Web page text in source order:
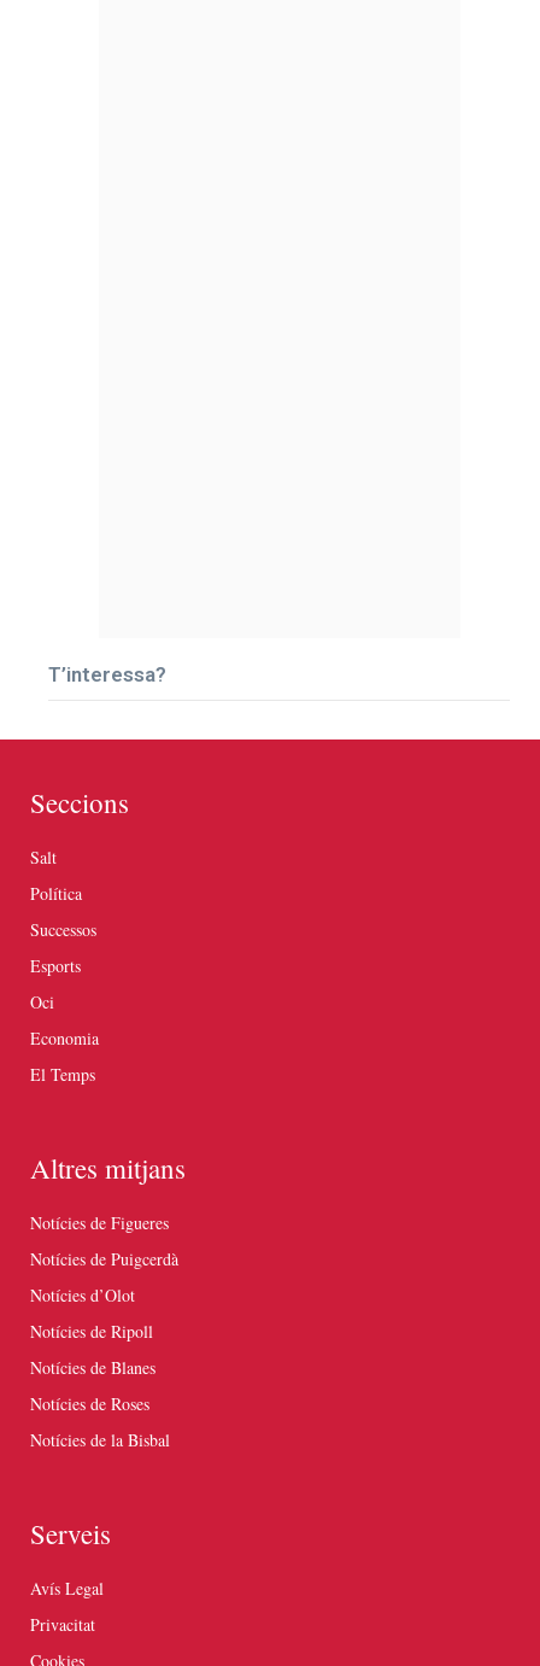
T’interessa?
Seccions
Salt
Política
Successos
Esports
Oci
Economia
El Temps
Altres mitjans
Notícies de Figueres
Notícies de Puigcerdà
Notícies d’Olot
Notícies de Ripoll
Notícies de Blanes
Notícies de Roses
Notícies de la Bisbal
Serveis
Avís Legal
Privacitat
Cookies